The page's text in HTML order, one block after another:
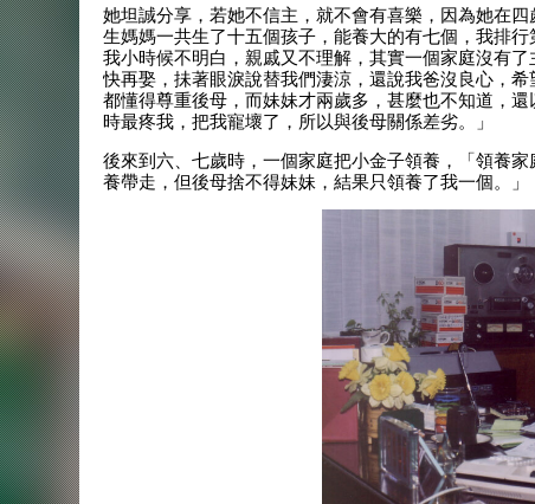
她坦誠分享，若她不信主，就不會有喜樂，因為她在
生媽媽一共生了十五個孩子，能養大的有七個，我排
我小時候不明白，親戚又不理解，其實一個家庭沒有
快再娶，抺著眼淚說替我們淒涼，還說我爸沒良心，
都懂得尊重後母，而妹妹才兩歲多，甚麼也不知道，
時最疼我，把我寵壞了，所以與後母關係差劣。」
後來到六、七歲時，一個家庭把小金子領養，「領養
養帶走，但後母捨不得妹妹，結果只領養了我一個。」